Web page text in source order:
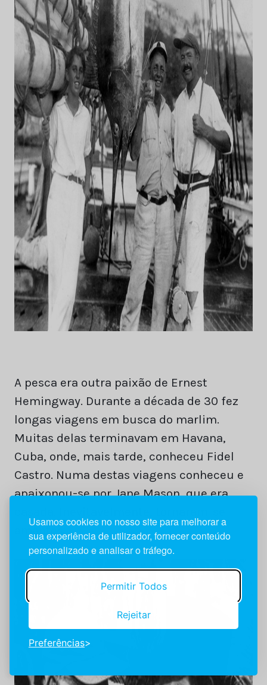
Usamos cookies no nosso site para melhorar a
sua experiência de utilizador, fornecer conteúdo
personalizado e analisar o tráfego.
Permitir Todos
Rejeitar
Preferências
A pesca era outra paixão de Ernest
Hemingway. Durante a década de 30 fez
longas viagens em busca do marlim.
Muitas delas terminavam em Havana,
Cuba, onde, mais tarde, conheceu Fidel
Castro. Numa destas viagens conheceu e
apaixonou-se por Jane Mason, que era